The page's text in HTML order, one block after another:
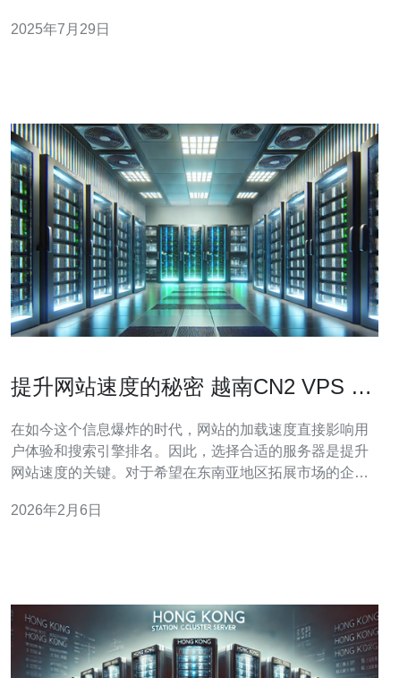
讨使用越南cn2 vps提升网站访问速度的具体方法与优势。
2025年7月29日
提升网站速度的秘密 越南CN2 VPS 选
在如今这个信息爆炸的时代，网站的加载速度直接影响用
户体验和搜索引擎排名。因此，选择合适的服务器是提升
网站速度的关键。对于希望在东南亚地区拓展市场的企业
将为您介绍如何选择最好的、性价比最高的越南CN2
2026年2月6日